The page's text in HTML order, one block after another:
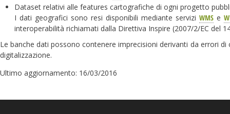
Dataset relativi alle features cartografiche di ogni progetto
I dati geografici sono resi disponibili mediante servizi WMS e
interoperabilità richiamati dalla Direttiva Inspire (2007/2/EC del
Le banche dati possono contenere imprecisioni derivanti da errori
digitalizzazione.
Ultimo aggiornamento: 16/03/2016